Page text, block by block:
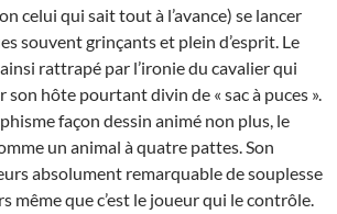
celui qui sait tout à l’avance) se lancer
souvent grinçants et plein d’esprit. Le
rattrapé par l’ironie du cavalier qui
son hôte pourtant divin de « sac à puces ».
façon dessin animé non plus, le
un animal à quatre pattes. Son
absolument remarquable de souplesse
même que c’est le joueur qui le contrôle.